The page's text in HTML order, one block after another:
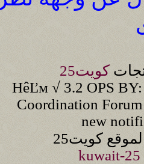
كويت25
HêĽм √ 3.2 OPS BY:
Coordination
new
كويت25
kuwait-